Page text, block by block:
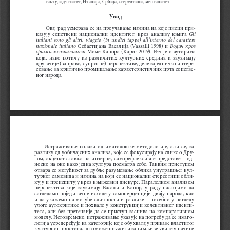
Увод
Овај рад усмерава се на проучавање начина на које писци при-
казују  сопствени  национални  идентитет,  кроз  анализу  књига Gli
italiani  sono  gli  altri:  viaggio  (in  undici  tappe)  all’interno  del  carattere
nazionale  italiano
  Себастијана  Васалија  (Vassalli  1998)  и
Водич  кроз
српски  менталитет
  Моме  Капора  (Kapor  2019).  Реч  је  о  ауторима
који,  иако  потичу  из  различитих  културних  средина  и  заузимају
другачије (заправо, супротне) перспективе, деле заједничко интере-
совање за критичко промишљање карактеристичних црта сопстве-
ног народа.
Истраживање  полази  од  имаголошке  методологије,  али  се,  за
разлику од уобичајених анализа, које се фокусирају на слике o Дру-
гом,  акценат  ставља  на  интерне,  саморефлексивне  представе  –  од
носно на оно како једна култура посматра себе. Таквим приступом
отвара се могућност за дубље разумевање облика унутрашњег кул
турног самовида и начина на који се национални стереотипи обли-
кују и преиспитују кроз књижевни дискурс. Паралелном анализом
перспектива  које  заузимају  Васали  и  Капор,  у  раду  настојимо  да
сагледамо  појединачне  исходе  у  самоперцепцији  двају  народа,  као
и  да  укажемо  на  могуће  сличности  и  разлике  –  посебно  у  погледу
улоге  аутокритике  и  похвале  у  конструкцији  колективног  иденти-
тета,  али  без  претензије  да  се  приступ  заснива  на  компаративном
моделу. Истовремено, истраживање указује на потребу да се имаго-
логија усредсређује на категорије које обухватају приказе властитог
културног простора, што може пружити занимљиве увиде у начине